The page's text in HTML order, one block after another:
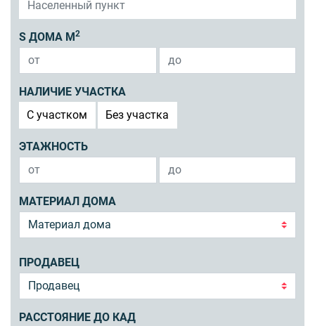
S ДОМА М 2
НАЛИЧИЕ УЧАСТКА
C участком
Без участка
ЭТАЖНОСТЬ
МАТЕРИАЛ ДОМА
ПРОДАВЕЦ
РАССТОЯНИЕ ДО КАД